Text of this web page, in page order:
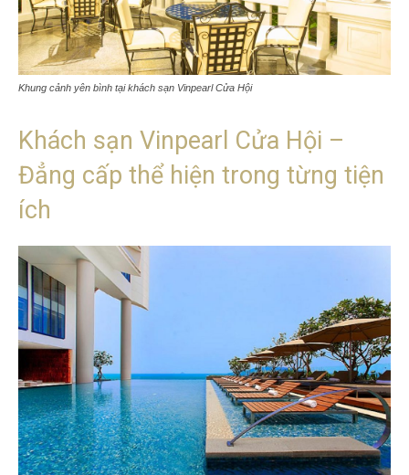
Khung cảnh yên bình tại khách sạn Vinpearl Cửa Hội
Khách sạn Vinpearl Cửa Hội –
Đẳng cấp thể hiện trong từng tiện
ích